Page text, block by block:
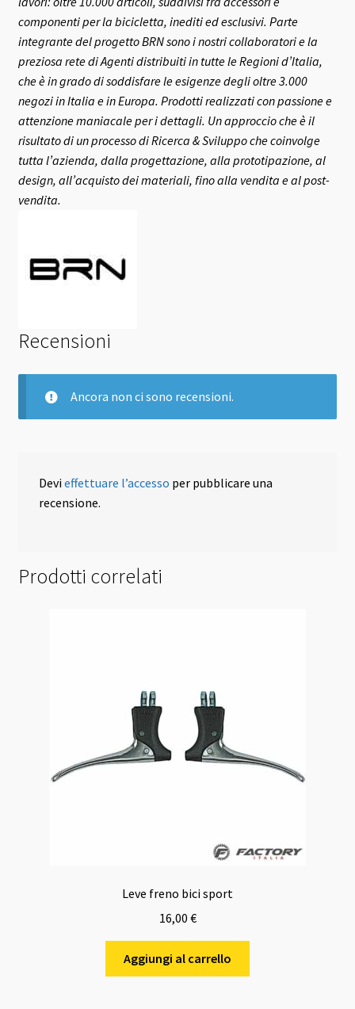
componenti per la bicicletta, inediti ed esclusivi. Parte
integrante del progetto BRN sono i nostri collaboratori e la
preziosa rete di Agenti distribuiti in tutte le Regioni d’Italia,
che è in grado di soddisfare le esigenze degli oltre 3.000
negozi in Italia e in Europa. Prodotti realizzati con passione e
attenzione maniacale per i dettagli. Un approccio che è il
risultato di un processo di Ricerca & Sviluppo che coinvolge
tutta l’azienda, dalla progettazione, alla prototipazione, al
design, all’acquisto dei materiali, fino alla vendita e al post-
vendita.
Recensioni
Ancora non ci sono recensioni.
Devieffettuare l’accesso per pubblicare una
recensione.
Prodotti correlati
Leve freno bici sport
16,00 €
Aggiungi al carrello